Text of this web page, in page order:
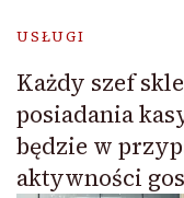
USŁUGI
Każdy szef
posiadania
będzie w
aktywności